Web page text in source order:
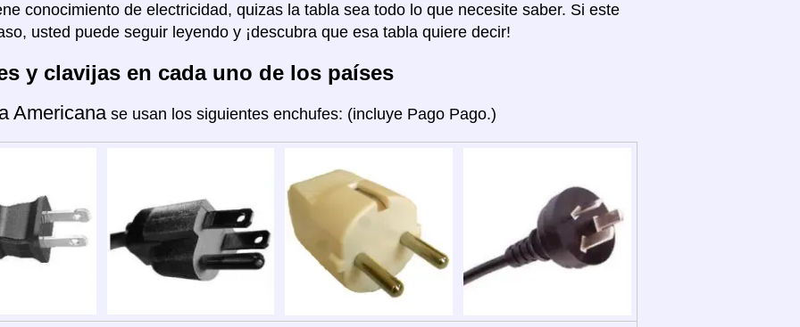
conocimiento de electricidad, quizas la tabla sea todo lo que necesite saber. Si este
usted puede seguir leyendo y ¡descubra que esa tabla quiere decir!
y clavijas en cada uno de los países
Americana se usan los siguientes enchufes: (incluye Pago Pago.)